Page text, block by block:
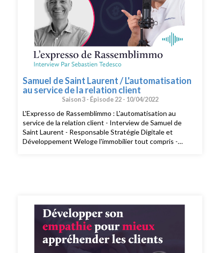
peuvent télécharger : https://info.business-
immodvisor.com/fr/telecharger-bibliotheque-reponses-
avis
Samuel de Saint Laurent / L'automatisation
au service de la relation client
Saison 3 - Épisode 22 - 10/04/2022
L'Expresso de Rassemblimmo : L'automatisation au
service de la relation client - Interview de Samuel de
Saint Laurent - Responsable Stratégie Digitale et
Développement Weloge l'immobilier tout compris -
https://www.youtube.com/channel/
) 👉 En version podcast audio sur votre plateforme
d'écoute favorite ! Que demander de plus !? Ah si !!
Peut-être mettre une note et un avis sur votre
plateforme de podcast pour le faire découvrir par